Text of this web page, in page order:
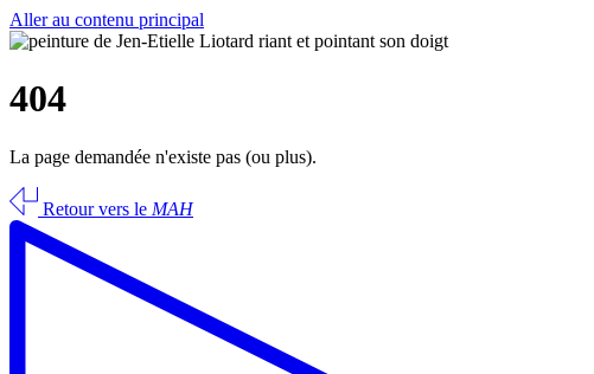
Aller au contenu principal
404
La page demandée n'existe pas (ou plus).
Retour vers le MAH